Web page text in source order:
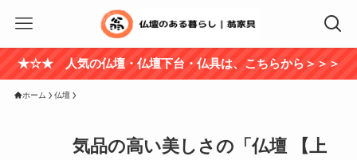
★☆★ 人気の仏壇・仏壇下台・仏具は、こちらから＞＞＞
ホーム 仏壇
気品の高い美しさの「仏壇 【上